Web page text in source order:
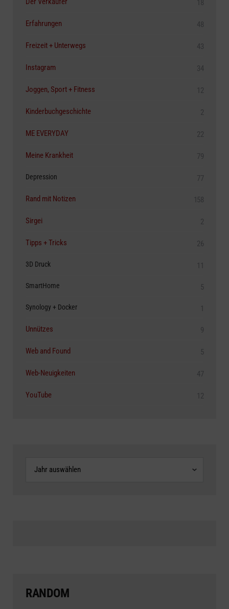
18
Erfahrungen 48
Freizeit + Unterwegs 43
Instagram 34
Joggen, Sport + Fitness 12
Kinderbuchgeschichte 2
ME EVERYDAY 22
Meine Krankheit 79
Depression 77
Rand mit Notizen 158
Sirgei 2
Tipps + Tricks 26
3D Druck 11
SmartHome 5
Synology + Docker 1
Unnützes 9
Web and Found 5
Web-Neuigkeiten 47
YouTube 12
RANDOM